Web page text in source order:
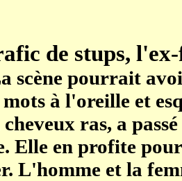
de stups,
scène pourrait
mots à l'oreille et
ras, a
Elle en profite
L'homme et la